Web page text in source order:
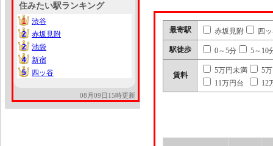
住みたい駅ランキング
1
1
渋谷
2
2
赤坂見附
2
2
池袋
4
4
新宿
5
5 四ッ谷
08月09日15時更新
最寄駅 赤坂見附 四
駅徒歩 0～5分 5～10
賃料
5万円未満
5
11万円台
12